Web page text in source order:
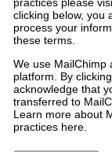
clicking below, you
process your
these terms.
We use MailChimp
platform
By clicking
acknowledge that
transferred to
Learn more about
practices here